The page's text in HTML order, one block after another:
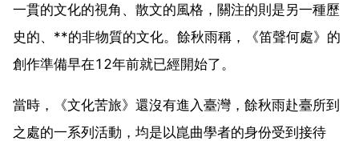
一貫的文化的視角、散文的風格，關注的則是另一種歷
史的、**的非物質的文化。餘秋雨稱，《笛聲何處》的
創作準備早在12年前就已經開始了。
當時，《文化苦旅》還沒有進入臺灣，餘秋雨赴臺所到
之處的一系列活動，均是以崑曲學者的身份受到接待